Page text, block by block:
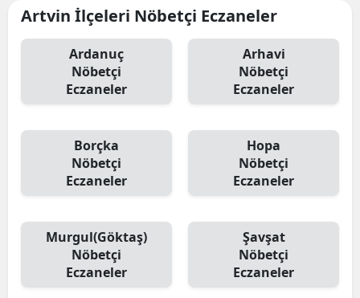
Artvin İlçeleri Nöbetçi Eczaneler
Ardanuç
Nöbetçi
Eczaneler
Arhavi
Nöbetçi
Eczaneler
Borçka
Nöbetçi
Eczaneler
Hopa
Nöbetçi
Eczaneler
Murgul(Göktaş)
Nöbetçi
Eczaneler
Şavşat
Nöbetçi
Eczaneler